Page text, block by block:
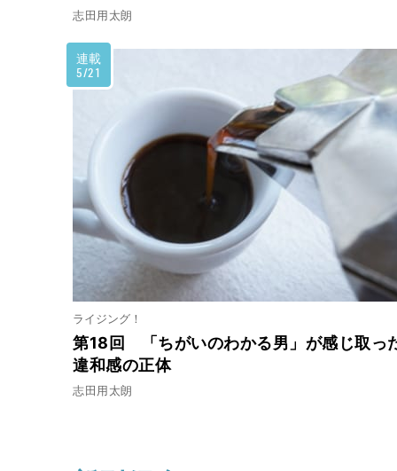
志田用太朗
連載
5/21
ライジング！
第18回 「ちがいのわかる男」が感じ取っ
違和感の正体
志田用太朗